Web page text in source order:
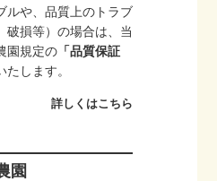
ルや、品質上のトラブ
破損等）の場合は、当
園規定の 「品質保証
します。
詳しくはこちら
園